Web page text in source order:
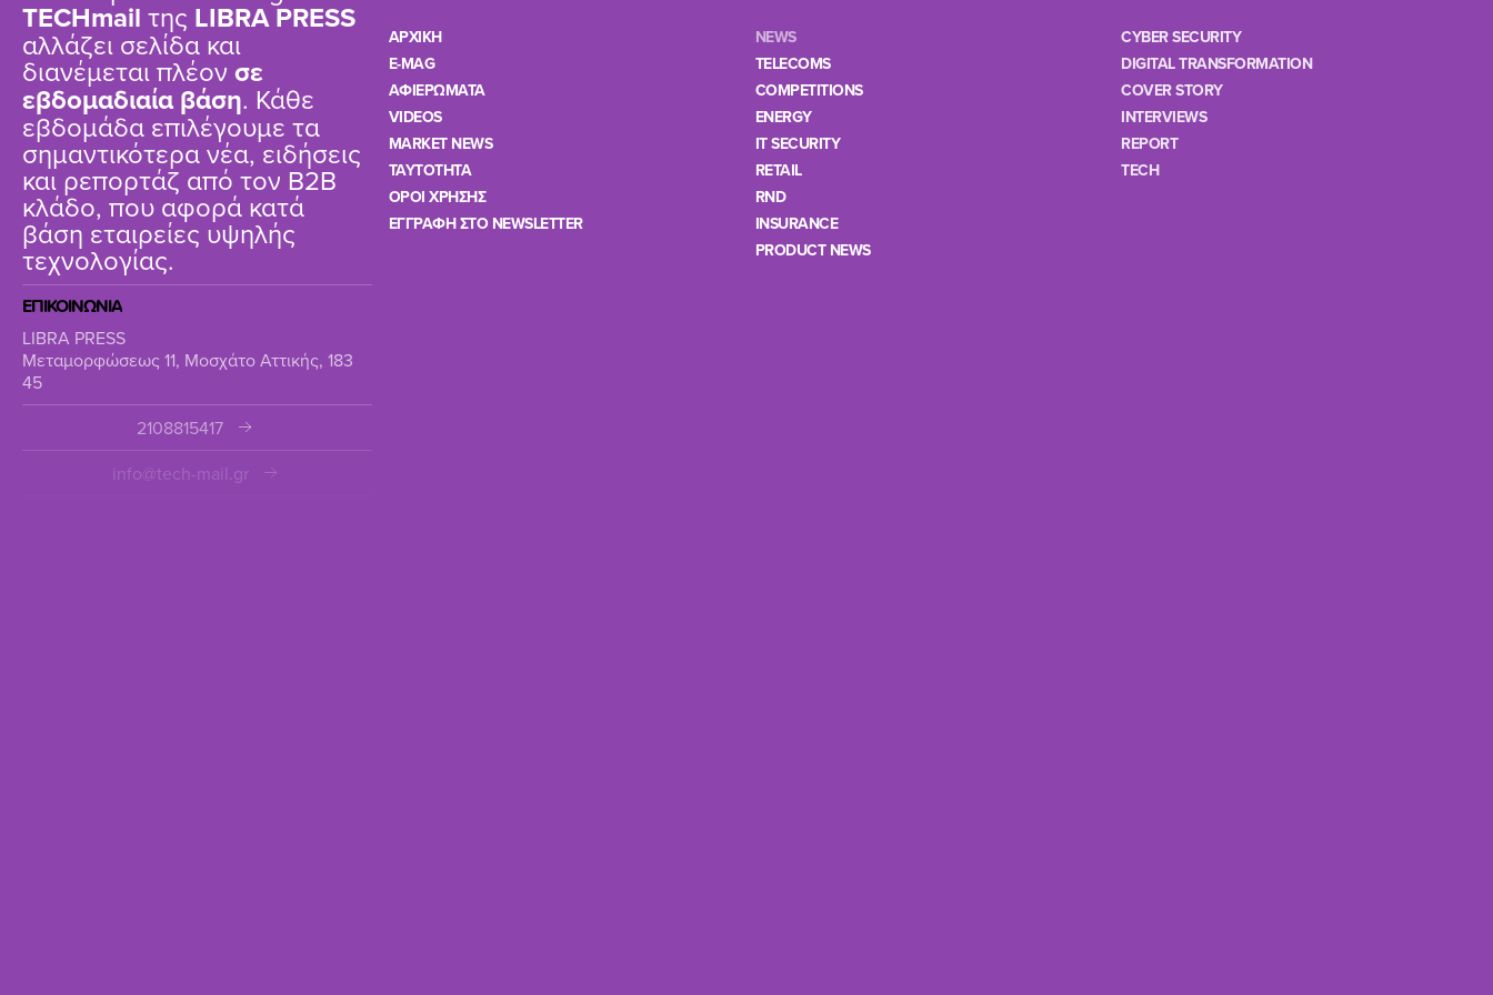
TΕCHmail της LIBRA PRESS
αλλάζει σελίδα και
διανέμεται πλέον σε
εβδομαδιαία βάση. Κάθε
εβδομάδα επιλέγουμε τα
σημαντικότερα νέα, ειδήσεις
και ρεπορτάζ από τον B2B
κλάδο, που αφορά κατά
βάση εταιρείες υψηλής
τεχνολογίας.
ΕΠΙΚΟΙΝΩΝΙΑ
LIBRA PRESS
Μεταμορφώσεως 11, Μοσχάτο Αττικής, 183
45
2108815417
info@tech-mail.gr
ΑΡΧΙΚΗ
E-MAG
ΑΦΙΕΡΩΜΑΤΑ
VIDEOS
MARKET NEWS
TAYTOTHTA
ΟΡΟΙ ΧΡΗΣΗΣ
ΕΓΓΡΑΦΗ ΣΤΟ NEWSLETTER
NEWS
TELECOMS
COMPETITIONS
ENERGY
IT SECURITY
RETAIL
RND
INSURANCE
PRODUCT NEWS
CYBER SECURITY
DIGITAL TRANSFORMATION
COVER STORY
INTERVIEWS
REPORT
TECH